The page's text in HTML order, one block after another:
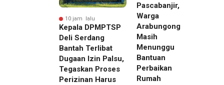
10 jam lalu
Kepala DPMPTSP
Deli Serdang
Bantah Terlibat
Dugaan Izin Palsu,
Tegaskan Proses
Perizinan Harus
Pascabanjir,
Warga
Arabungong
Masih
Menunggu
Bantuan
Perbaikan
Rumah